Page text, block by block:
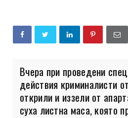
Вчера при проведени
действия криминалисти
открили и иззели от
суха листна маса, която